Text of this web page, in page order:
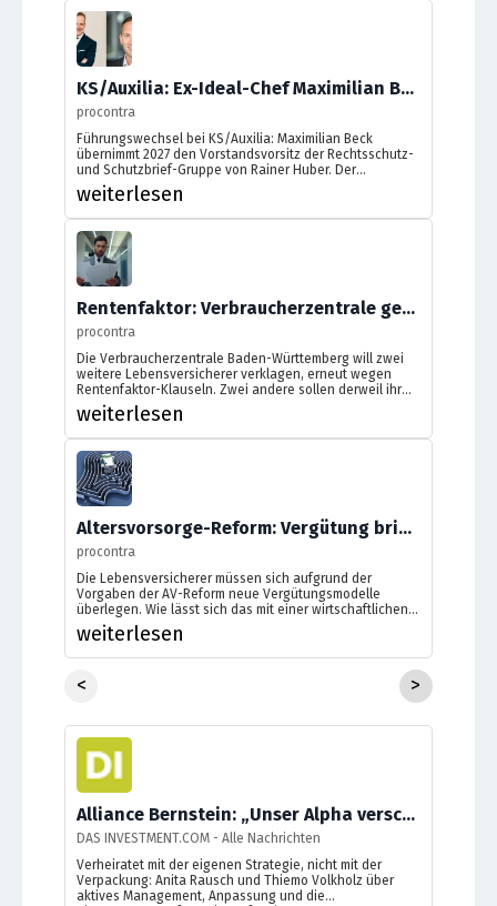
Vertrauen der einzige richtige Startpunkt für eine echte
Maklerpartnerschaft sind.
KS/Auxilia: Ex-Ideal-Chef Maximilian Beck wird neuer CEO
procontra
Führungswechsel bei KS/Auxilia: Maximilian Beck
übernimmt 2027 den Vorstandsvorsitz der Rechtsschutz-
und Schutzbrief-Gruppe von Rainer Huber. Der
ehemalige Ideal-Chef zieht bereits ab September 2026 in
die Gremien ein.
weiterlesen
Rentenfaktor: Verbraucherzentrale geht gegen weitere Versicherer vor
procontra
Die Verbraucherzentrale Baden-Württemberg will zwei
weitere Lebensversicherer verklagen, erneut wegen
Rentenfaktor-Klauseln. Zwei andere sollen derweil ihr
Unterlassen erklärt haben.
weiterlesen
Altersvorsorge-Reform: Vergütung bringt Versicherungsbranche ins Grübeln
procontra
Die Lebensversicherer müssen sich aufgrund der
Vorgaben der AV-Reform neue Vergütungsmodelle
überlegen. Wie lässt sich das mit einer wirtschaftlichen
Beratung vereinen? Ideen gibt es viele, Spruchreifes
noch wenig.
weiterlesen
< >
Alliance Bernstein: „Unser Alpha verschenken wir nicht – es hat einen Preis“
DAS INVESTMENT.COM - Alle Nachrichten
Verheiratet mit der eigenen Strategie, nicht mit der
Verpackung: Anita Rausch und Thiemo Volkholz über
aktives Management, Anpassung und die